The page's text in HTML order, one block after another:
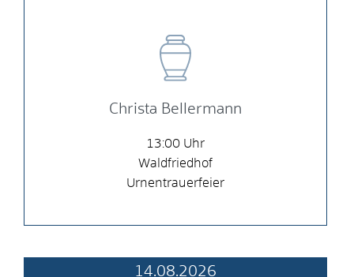
Christa Bellermann
13:00
Waldfriedhof
Urnentrauerfeier
14.08.2026